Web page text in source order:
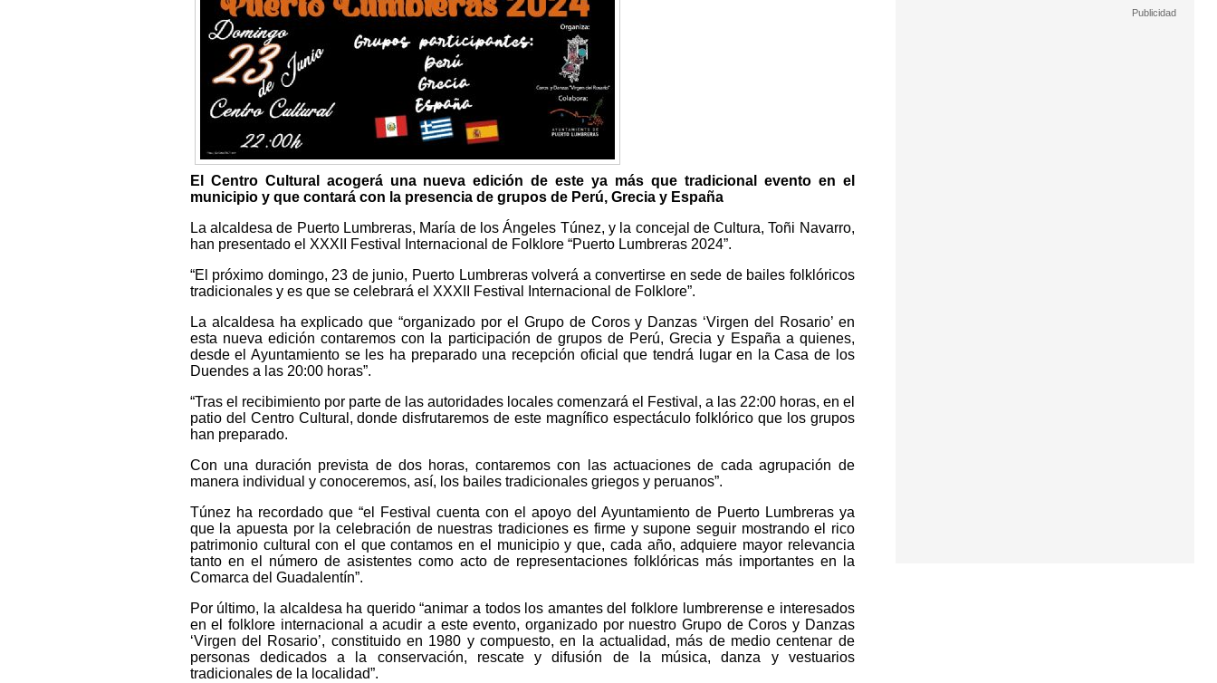
El Centro Cultural acogerá una nueva edición de este ya más que tradicional evento en el
municipio y que contará con la presencia de grupos de Perú, Grecia y España
La alcaldesa de Puerto Lumbreras, María de los Ángeles Túnez, y la concejal de Cultura, Toñi Navarro,
han presentado el XXXII Festival Internacional de Folklore “Puerto Lumbreras 2024”.
“El próximo domingo, 23 de junio, Puerto Lumbreras volverá a convertirse en sede de bailes folklóricos
tradicionales y es que se celebrará el XXXII Festival Internacional de Folklore”.
La alcaldesa ha explicado que “organizado por el Grupo de Coros y Danzas ‘Virgen del Rosario’ en
esta nueva edición contaremos con la participación de grupos de Perú, Grecia y España a quienes,
desde el Ayuntamiento se les ha preparado una recepción oficial que tendrá lugar en la Casa de los
Duendes a las 20:00 horas”.
“Tras el recibimiento por parte de las autoridades locales comenzará el Festival, a las 22:00 horas, en el
patio del Centro Cultural, donde disfrutaremos de este magnífico espectáculo folklórico que los grupos
han preparado.
Con una duración prevista de dos horas, contaremos con las actuaciones de cada agrupación de
manera individual y conoceremos, así, los bailes tradicionales griegos y peruanos”.
Túnez ha recordado que “el Festival cuenta con el apoyo del Ayuntamiento de Puerto Lumbreras ya
que la apuesta por la celebración de nuestras tradiciones es firme y supone seguir mostrando el rico
patrimonio cultural con el que contamos en el municipio y que, cada año, adquiere mayor relevancia
tanto en el número de asistentes como acto de representaciones folklóricas más importantes en la
Comarca del Guadalentín”.
Por último, la alcaldesa ha querido “animar a todos los amantes del folklore lumbrerense e interesados
en el folklore internacional a acudir a este evento, organizado por nuestro Grupo de Coros y Danzas
‘Virgen del Rosario’, constituido en 1980 y compuesto, en la actualidad, más de medio centenar de
personas dedicados a la conservación, rescate y difusión de la música, danza y vestuarios
tradicionales de la localidad”.